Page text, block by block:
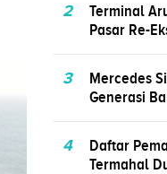
2
Terminal
Pasar Re-
3
Mercedes
Generasi
4
Daftar
Termahal